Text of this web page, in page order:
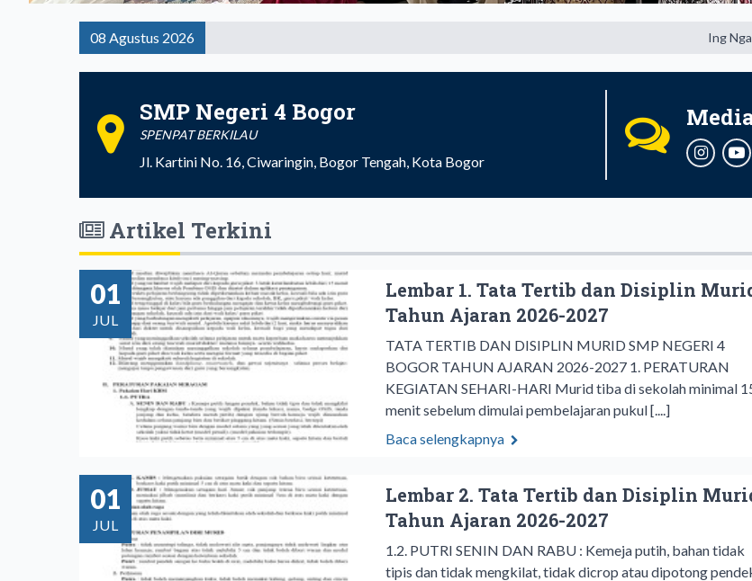
08 Agustus 2026 Ing Ngarso
SMP Negeri 4 Bogor
SPENPAT BERKILAU
Jl. Kartini No. 16, Ciwaringin, Bogor Tengah, Kota Bogor
Artikel Terkini
01
JUL
Lembar 1. Tata Tertib dan Disiplin
Tahun Ajaran 2026-2027
TATA TERTIB DAN DISIPLIN MURID SMP NEGERI 4
BOGOR TAHUN AJARAN 2026-2027 1. PERATURAN
KEGIATAN SEHARI-HARI Murid tiba di sekolah minimal
menit sebelum dimulai pembelajaran pukul [....]
Baca selengkapnya
01
JUL
Lembar 2. Tata Tertib dan Disiplin
Tahun Ajaran 2026-2027
1.2. PUTRI SENIN DAN RABU : Kemeja putih, bahan tidak
tipis dan tidak mengkilat, tidak dicrop atau dipotong